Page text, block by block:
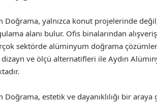
Doğrama, yalnızca konut projelerinde
alanı bulur. Ofis binalarından
sektörde alüminyum doğrama
dizayn ve ölçü alternatifleri ile Aydın
estetik ve dayanıklılığı bir araya